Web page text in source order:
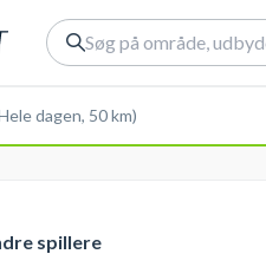
dagen, 50 km)
spillere